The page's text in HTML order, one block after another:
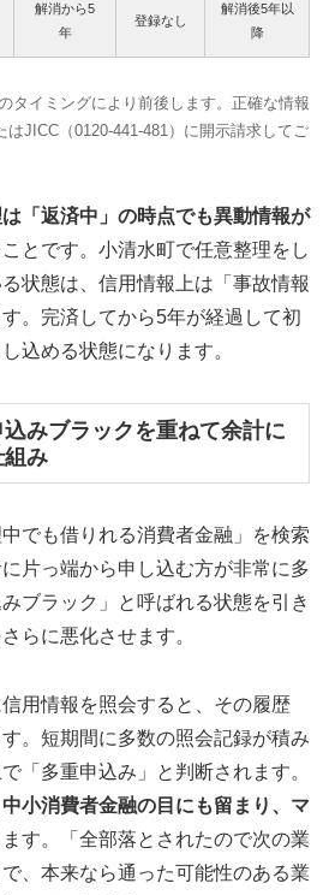
解消から5
年
登録なし
解消後5年以
降
タイミングにより前後します。正確な情報
はJICC（0120-441-481）に開示請求してご
「返済中」の時点でも異動情報が
とです。小清水町で任意整理をし
状態は、信用情報上は「事故情報
。完済してから5年が経過して初
込める状態になります。
みブラックを重ねて余計に
み
でも借りれる消費者金融」を検索
片っ端から申し込む方が非常に多
ブラック」と呼ばれる状態を引き
らに悪化させます。
用情報を照会すると、その履歴
す。短期間に多数の照会記録が積み
「多重申込み」と判断されます。
小消費者金融の目にも留まり、マ
す。「全部落とされたので次の業
、本来なら通った可能性のある業